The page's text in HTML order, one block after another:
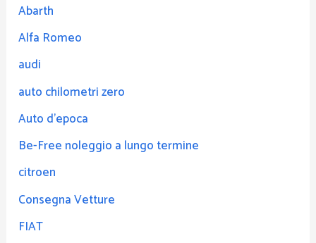
Abarth
Alfa Romeo
audi
auto chilometri zero
Auto d'epoca
Be-Free noleggio a lungo termine
citroen
Consegna Vetture
FIAT